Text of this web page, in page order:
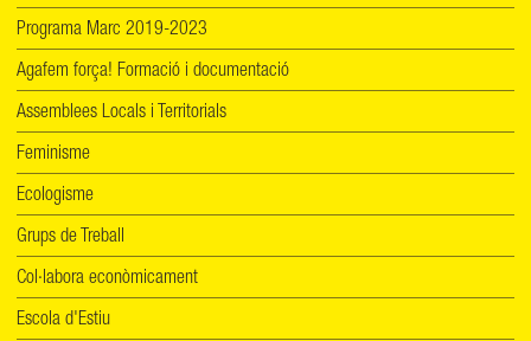
Programa Marc 2019-2023
Agafem força! Formació i documentació
Assemblees Locals i Territorials
Feminisme
Ecologisme
Grups de Treball
Col·labora econòmicament
Escola d'Estiu